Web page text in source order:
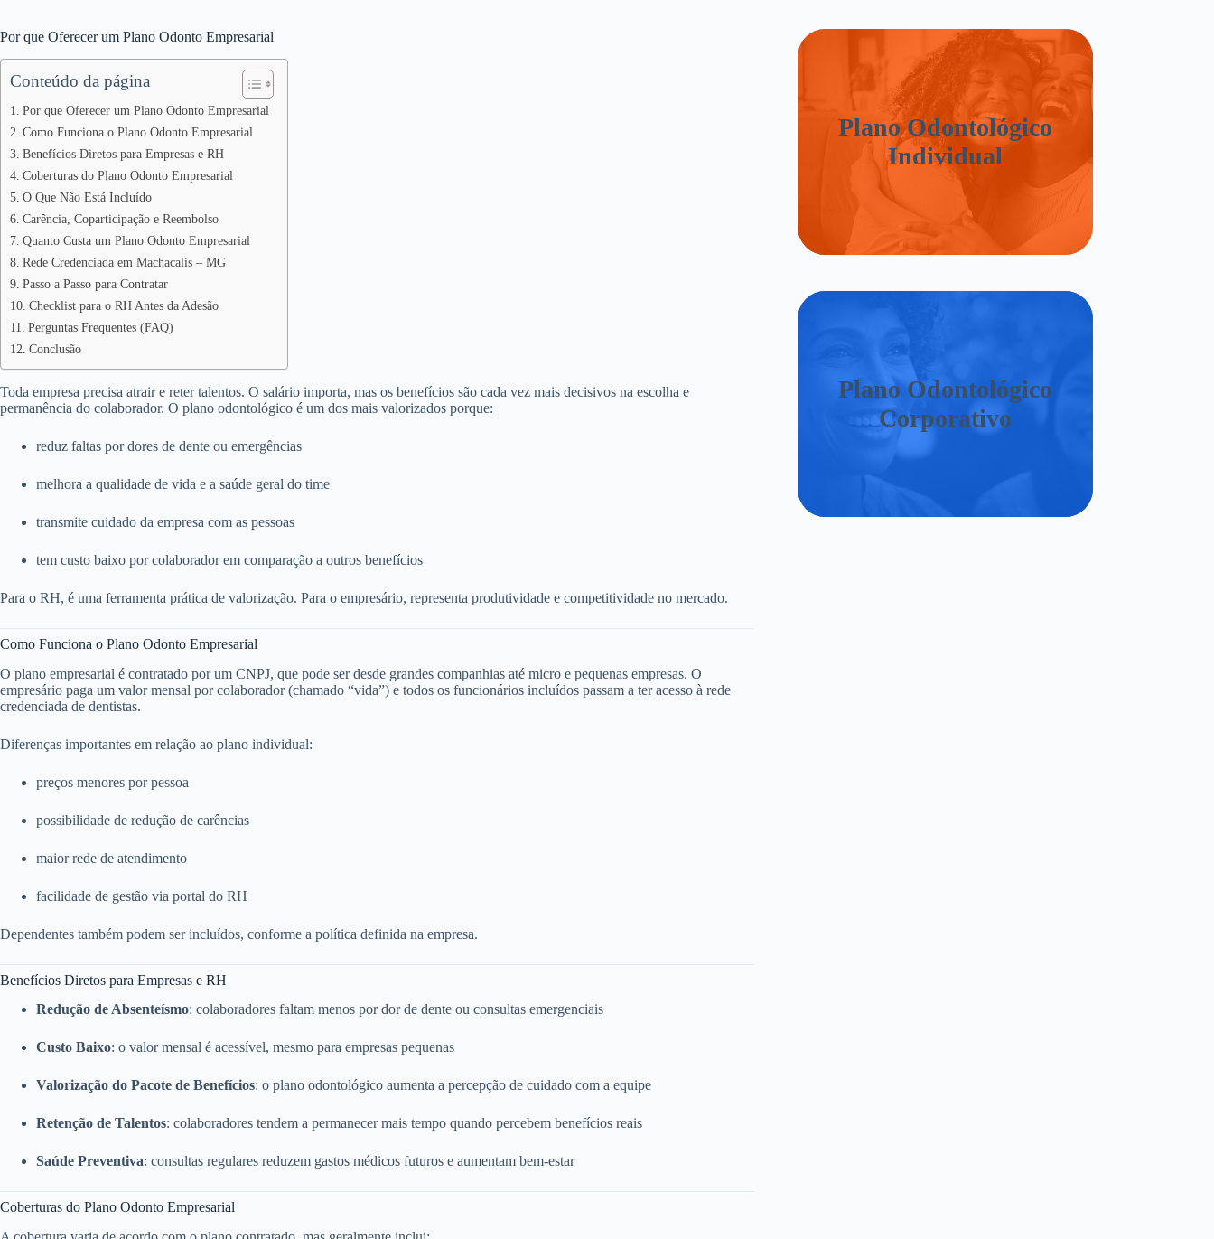
Por que Oferecer um Plano Odonto Empresarial
Conteúdo da página
Por que Oferecer um Plano Odonto Empresarial
Como Funciona o Plano Odonto Empresarial
Benefícios Diretos para Empresas e RH
Coberturas do Plano Odonto Empresarial
O Que Não Está Incluído
Carência, Coparticipação e Reembolso
Quanto Custa um Plano Odonto Empresarial
Rede Credenciada em Machacalis – MG
Passo a Passo para Contratar
Checklist para o RH Antes da Adesão
Perguntas Frequentes (FAQ)
Conclusão
Toda empresa precisa atrair e reter talentos. O salário importa, mas os benefícios são cada vez mais decisivos na escolha e
permanência do colaborador. O plano odontológico é um dos mais valorizados porque:
reduz faltas por dores de dente ou emergências
melhora a qualidade de vida e a saúde geral do time
transmite cuidado da empresa com as pessoas
tem custo baixo por colaborador em comparação a outros benefícios
Para o RH, é uma ferramenta prática de valorização. Para o empresário, representa produtividade e competitividade no mercado.
Como Funciona o Plano Odonto Empresarial
O plano empresarial é contratado por um CNPJ, que pode ser desde grandes companhias até micro e pequenas empresas. O
empresário paga um valor mensal por colaborador (chamado “vida”) e todos os funcionários incluídos passam a ter acesso à rede
credenciada de dentistas.
Diferenças importantes em relação ao plano individual:
preços menores por pessoa
possibilidade de redução de carências
maior rede de atendimento
facilidade de gestão via portal do RH
Dependentes também podem ser incluídos, conforme a política definida na empresa.
Benefícios Diretos para Empresas e RH
Redução de Absenteísmo: colaboradores faltam menos por dor de dente ou consultas emergenciais
Custo Baixo: o valor mensal é acessível, mesmo para empresas pequenas
Valorização do Pacote de Benefícios: o plano odontológico aumenta a percepção de cuidado com a equipe
Retenção de Talentos: colaboradores tendem a permanecer mais tempo quando percebem benefícios reais
Saúde Preventiva: consultas regulares reduzem gastos médicos futuros e aumentam bem-estar
Coberturas do Plano Odonto Empresarial
Plano Odontológico
Individual
Plano Odontológico
Corporativo